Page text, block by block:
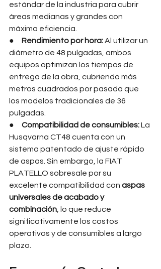
estándar de la industria para cubrir
áreas medianas y grandes con
máxima eficiencia.
● Rendimiento por hora: Al utilizar un
diámetro de 48 pulgadas, ambos
equipos optimizan los tiempos de
entrega de la obra, cubriendo más
metros cuadrados por pasada que
los modelos tradicionales de 36
pulgadas.
● Compatibilidad de consumibles: La
Husqvarna CT48 cuenta con un
sistema patentado de ajuste rápido
de aspas. Sin embargo, la FIAT
PLATELLO sobresale por su
excelente compatibilidad con aspas
universales de acabado y
combinación , lo que reduce
significativamente los costos
operativos y de consumibles a largo
plazo.